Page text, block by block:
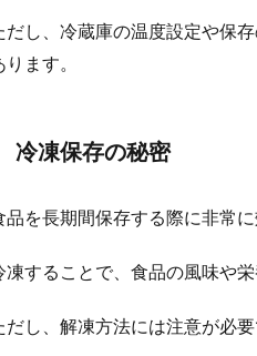
だし、冷蔵庫の温度設定や保
ります。
冷凍保存の秘密
品を長期間保存する際に非常に
凍することで、食品の風味や
だし、解凍方法には注意が必要